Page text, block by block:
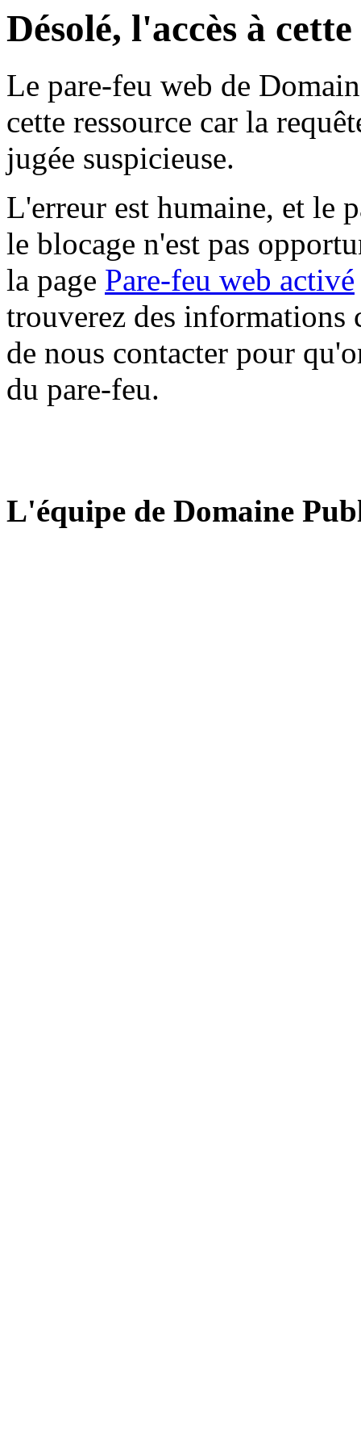
Désolé, l'accès à
Le pare-feu web de
cette ressource car la
jugée suspicieuse.
L'erreur est humaine, et le
le blocage n'est pas
la page Pare-feu web activé
trouverez des informations
de nous contacter pour
du pare-feu.
L'équipe de Domaine